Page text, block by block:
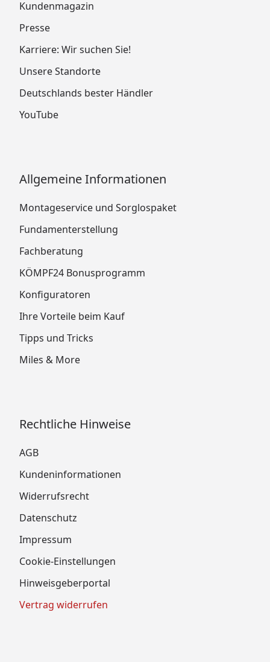
Kundenmagazin
Presse
Karriere: Wir suchen Sie!
Unsere Standorte
Deutschlands bester Händler
YouTube
Allgemeine Informationen
Montageservice und Sorglospaket
Fundamenterstellung
Fachberatung
KÖMPF24 Bonusprogramm
Konfiguratoren
Ihre Vorteile beim Kauf
Tipps und Tricks
Miles & More
Rechtliche Hinweise
AGB
Kundeninformationen
Widerrufsrecht
Datenschutz
Impressum
Cookie-Einstellungen
Hinweisgeberportal
Vertrag widerrufen